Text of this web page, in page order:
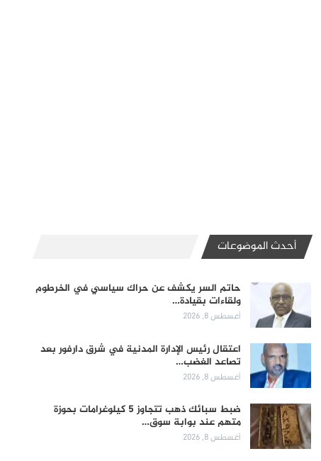
أحدث الموضوعات
حاتم السر يكشف عن حراك سياسي في الخرطوم
ولقاءات بقيادة…
أغسطس 8, 2026
اعتقال رئيس الإدارة المدنية في شرق دارفور بعد
تصاعد الغضب…
أغسطس 8, 2026
ضبط سبائك ذهب تتجاوز 5 كيلوغرامات بحوزة
متهم عند بوابة سوق…
أغسطس 8, 2026